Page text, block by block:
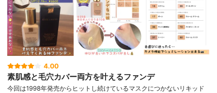
4.00
素肌感と毛穴カバー両方を叶えるファンデ
今回は1998年発売からヒットし続けているマスクにつかないリキッド